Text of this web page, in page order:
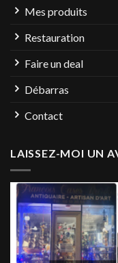
Mes produits
Restauration
Faire un deal
Débarras
Contact
LAISSEZ-MOI UN